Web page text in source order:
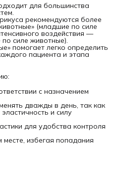
для большинства
рекомендуются более
(младшие по силе
воздействия —
силе животные).
помогает легко определить
пациента и этапа
с назначением
дважды в день, так как
и силу
для удобства контроля
избегая попадания